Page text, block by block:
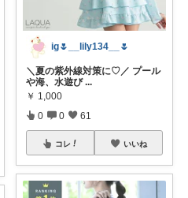
ig🌷__lily134__🌷
＼夏の紫外線対策に♡／ プール
や海、水遊び ...
￥ 1,000
0 0 61
コレ いいね